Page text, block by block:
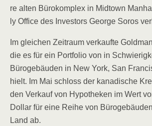
re alten Büro­kom­plex in Mid­town
ly Office des Inves­tors Geor­ge Sor­os
Im glei­chen Zeit­raum ver­kauf­te
die es für ein Port­fo­lio von in
Büro­ge­bäu­den in New York, San
hielt. Im Mai schloss der kana­di­sche
den Ver­kauf von Hypo­the­ken im Wert
Dol­lar für eine Rei­he von
Land ab.